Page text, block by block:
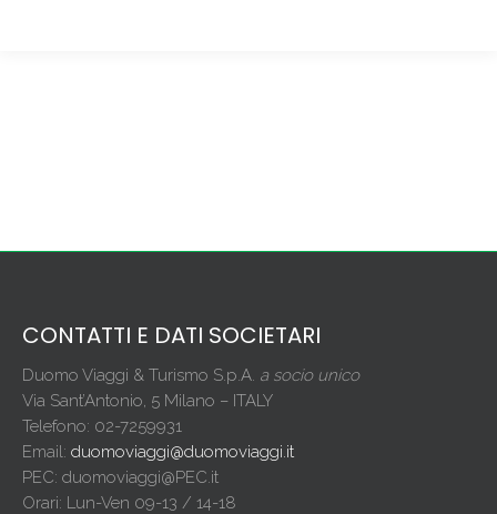
CONTATTI E DATI SOCIETARI
Duomo Viaggi & Turismo S.p.A. a socio unico
Via Sant’Antonio, 5 Milano – ITALY
Telefono: 02-7259931
Email: duomoviaggi@duomoviaggi.it
PEC: duomoviaggi@PEC.it
Orari: Lun-Ven 09-13 / 14-18